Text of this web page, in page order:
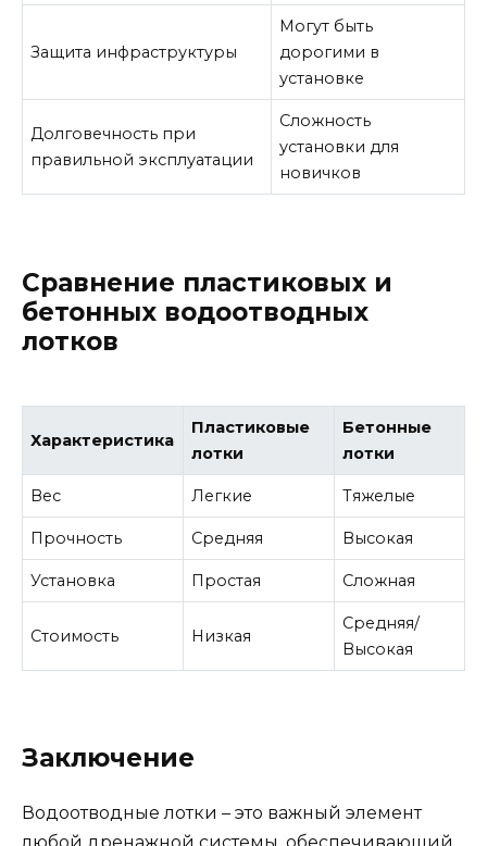
Защита инфраструктуры
Могут быть
дорогими в
установке
Долговечность при
правильной эксплуатации
Сложность
установки для
новичков
Сравнение пластиковых и
бетонных водоотводных
лотков
Характеристика
Пластиковые
лотки
Бетонные
лотки
Вес Легкие Тяжелые
Прочность Средняя Высокая
Установка Простая Сложная
Стоимость Низкая
Средняя/
Высокая
Заключение
Водоотводные лотки – это важный элемент